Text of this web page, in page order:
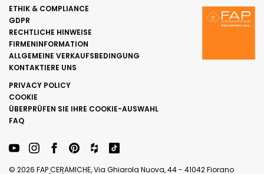
ETHIK & COMPLIANCE
GDPR
RECHTLICHE HINWEISE
FIRMENINFORMATION
ALLGEMEINE VERKAUFSBEDINGUNG
KONTAKTIERE UNS
PRIVACY POLICY
COOKIE
ÜBERPRÜFEN SIE IHRE COOKIE-AUSWAHL
FAQ
© 2026 FAP CERAMICHE, Via Ghiarola Nuova, 44 - 41042 Fiorano